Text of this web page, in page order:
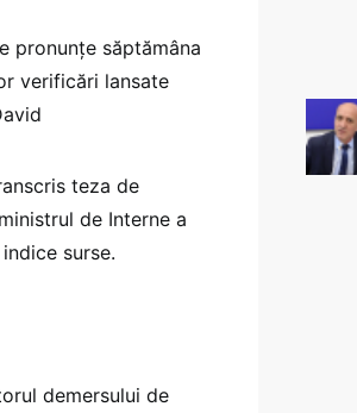
pronunțe săptămâna
verificări lansate
teza de
de Interne a
surse.
demersului de